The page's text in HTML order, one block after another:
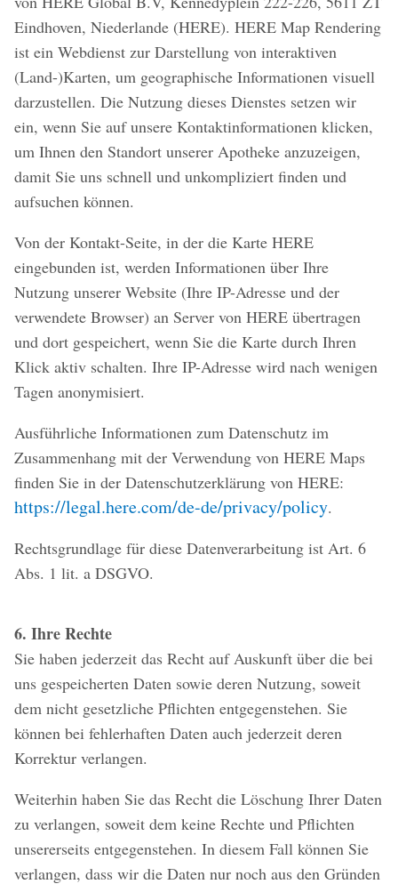
Eindhoven, Niederlande (HERE). HERE Map Rendering
ist ein Webdienst zur Darstellung von interaktiven
(Land-)Karten, um geographische Informationen visuell
darzustellen. Die Nutzung dieses Dienstes setzen wir
ein, wenn Sie auf unsere Kontaktinformationen klicken,
um Ihnen den Standort unserer Apotheke anzuzeigen,
damit Sie uns schnell und unkompliziert finden und
aufsuchen können.
Von der Kontakt-Seite, in der die Karte HERE
eingebunden ist, werden Informationen über Ihre
Nutzung unserer Website (Ihre IP-Adresse und der
verwendete Browser) an Server von HERE übertragen
und dort gespeichert, wenn Sie die Karte durch Ihren
Klick aktiv schalten. Ihre IP-Adresse wird nach wenigen
Tagen anonymisiert.
Ausführliche Informationen zum Datenschutz im
Zusammenhang mit der Verwendung von HERE Maps
finden Sie in der Datenschutzerklärung von HERE:
https://legal.here.com/de-de/privacy/policy.
Rechtsgrundlage für diese Datenverarbeitung ist Art. 6
Abs. 1 lit. a DSGVO.
6. Ihre Rechte
Sie haben jederzeit das Recht auf Auskunft über die bei
uns gespeicherten Daten sowie deren Nutzung, soweit
dem nicht gesetzliche Pflichten entgegenstehen. Sie
können bei fehlerhaften Daten auch jederzeit deren
Korrektur verlangen.
Weiterhin haben Sie das Recht die Löschung Ihrer Daten
zu verlangen, soweit dem keine Rechte und Pflichten
unsererseits entgegenstehen. In diesem Fall können Sie
verlangen, dass wir die Daten nur noch aus den Gründen